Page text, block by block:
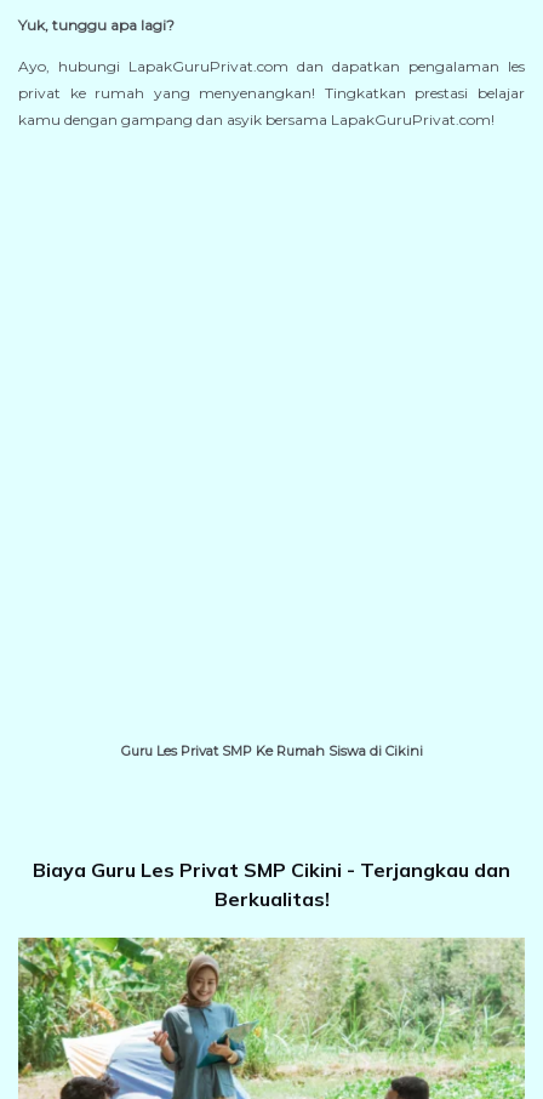
Yuk, tunggu apa lagi?
Ayo, hubungi LapakGuruPrivat.com dan dapatkan pengalaman les
privat ke rumah yang menyenangkan! Tingkatkan prestasi belajar
kamu dengan gampang dan asyik bersama LapakGuruPrivat.com!
Guru Les Privat SMP Ke Rumah Siswa di Cikini
Biaya Guru Les Privat SMP Cikini - Terjangkau dan
Berkualitas!